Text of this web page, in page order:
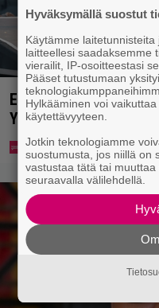
Eppu Normaalin
Ylellä
Hyväksymällä suostut
Käytämme
laitteellesi saadaksemme
vierailit, IP-osoitteestasi
Pääset tutustumaan
Hylkääminen voi
käytettävyyteen.
Jotkin teknologiamme
suostumusta, jos niillä on
vastustaa tätä tai
seuraavalla välilehdellä.